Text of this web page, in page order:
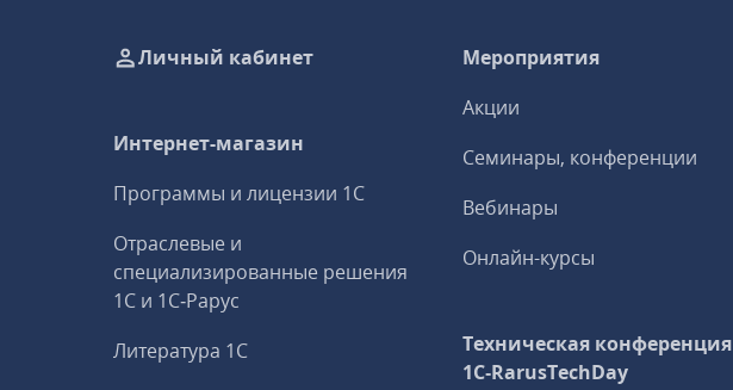
Личный кабинет
Интернет-магазин
Программы и лицензии 1С
Отраслевые и
специализированные решения
1С и 1С‑Рарус
Литература 1С
Мероприятия
Акции
Семинары, конференции
Вебинары
Онлайн-курсы
Техническая конференция
1C‑RarusTechDay